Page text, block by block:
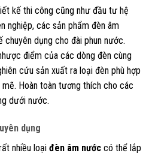
kế thi công cũng như đầu tư hệ
nghiệp, các sản phẩm đèn âm
dụng cho đài phun nước.
điểm của các dòng đèn cùng
cứu sản xuất ra loại đèn phù hợp
Hoàn toàn tương thích cho các
dưới nước.
dụng
nhiều loại đèn âm nước có thể lắp